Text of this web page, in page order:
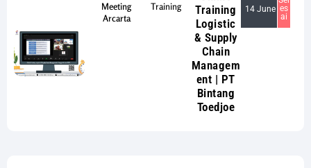
Meeting
Arcarta
Training
Training
Logistic
& Supply
Chain
Managem
ent | PT
Bintang
Toedjoe
14 June es
ai